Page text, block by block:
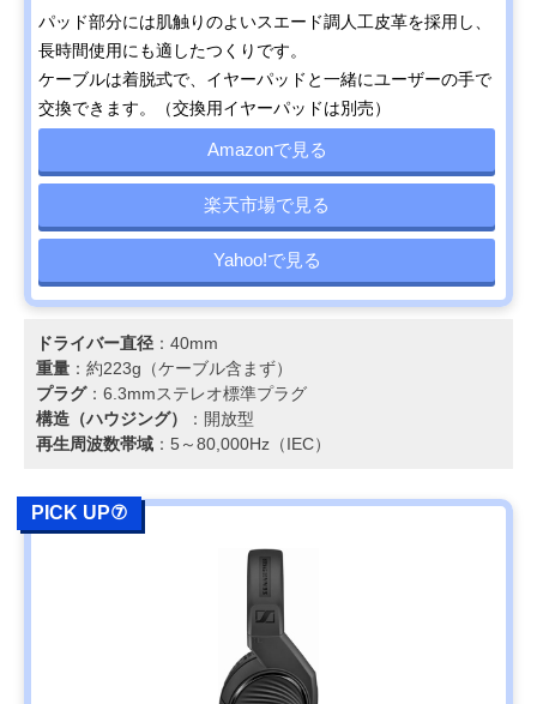
パッド部分には肌触りのよいスエード調人工皮革を採用し、
長時間使用にも適したつくりです。
ケーブルは着脱式で、イヤーパッドと一緒にユーザーの手で
交換できます。（交換用イヤーパッドは別売）
Amazonで見る
楽天市場で見る
Yahoo!で見る
ドライバー直径 ：40mm
重量 ：約223g（ケーブル含まず）
プラグ：6.3mmステレオ標準プラグ
構造（ハウジング）
：開放型
再生周波数帯域 ：5～80,000Hz（IEC）
PICK UP⑦